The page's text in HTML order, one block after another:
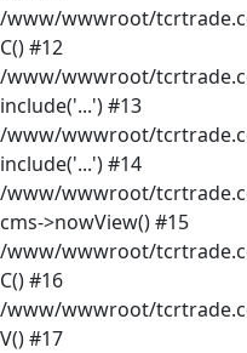
/www/wwwroot/
C() #12
/www/wwwroot/
include('...') #13
/www/wwwroot/
include('...') #14
/www/wwwroot/
cms->nowView() #15
/www/wwwroot/
C() #16
/www/wwwroot/
V() #17